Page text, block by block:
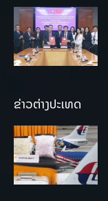
ຂ່າວຕ່າງປະເທດ